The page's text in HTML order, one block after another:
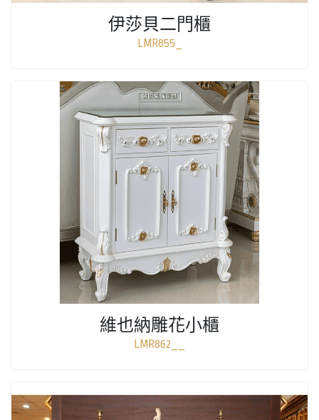
伊莎貝二門櫃
LMR855_
維也納雕花小櫃
LMR862__